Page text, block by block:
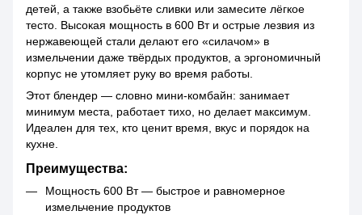
детей, а также взобьёте сливки или замесите лёгкое
тесто. Высокая мощность в 600 Вт и острые лезвия из
нержавеющей стали делают его «силачом» в
измельчении даже твёрдых продуктов, а эргономичный
корпус не утомляет руку во время работы.
Этот блендер — словно мини-комбайн: занимает
минимум места, работает тихо, но делает максимум.
Идеален для тех, кто ценит время, вкус и порядок на
кухне.
Преимущества:
Мощность 600 Вт — быстрое и равномерное
измельчение продуктов